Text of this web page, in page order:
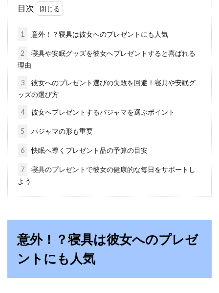
の上からでも張れる！
畳をフローリングにしたいと思っても、大工さ
だと、張...
のおすすめ6選！
マットレスは、寝心地を大きく左右する重要な
寝具です。通販サイトでは、数多くの高品質な
マッ...
目次
1 意外！？寝具は彼女へのプレゼントにも人気
2
寝具や安眠グッズを彼女へプレゼントすると喜ばれる
理由
3
彼女へのプレゼント選びの失敗を回避！寝具や安眠グ
ッズの選び方
4 彼女へプレゼントするパジャマを選ぶポイント
5 パジャマの形も重要
6 快眠へ導くプレゼント品の予算の目安
7
寝具のプレゼントで彼女の健康的な毎日をサポートし
よう
意外！？寝具は彼女へのプレゼ
ントにも人気